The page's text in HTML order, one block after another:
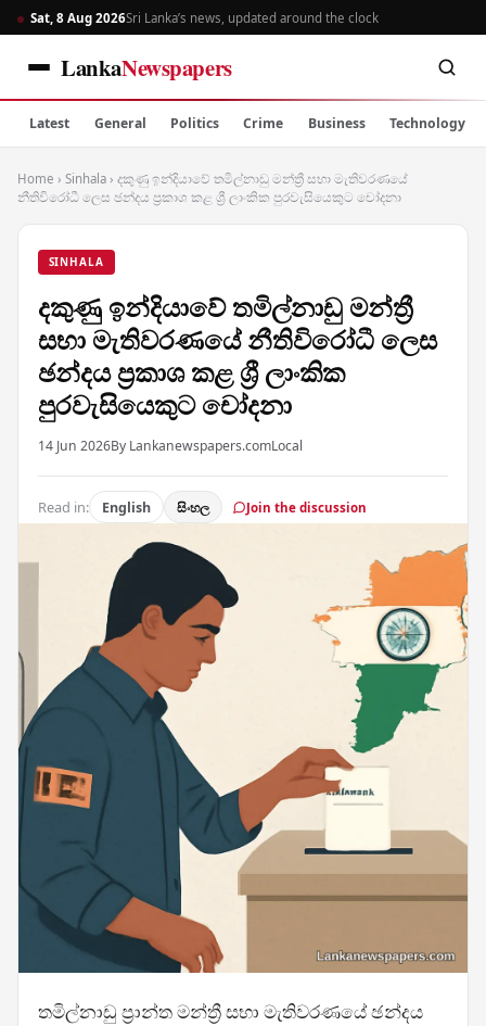
Sat, 8 Aug 2026Sri Lanka’s news, updated around the clock
LankaNewspapers
Latest General Politics Crime Business Technology
Home › Sinhala › දකුණු ඉන්දියාවේ තමිල්නාඩු මන්ත්‍රී සභා මැතිවරණයේ
නීතිවිරෝධී ලෙස ඡන්දය ප්‍රකාශ කළ ශ්‍රී ලාංකික පුරවැසියෙකුට චෝදනා
SINHALA
දකුණු ඉන්දියාවේ තමිල්නාඩු මන්ත්‍රී
සභා මැතිවරණයේ නීතිවිරෝධී ලෙස
ඡන්දය ප්‍රකාශ කළ ශ්‍රී ලාංකික
පුරවැසියෙකුට චෝදනා
14 Jun 2026By Lankanewspapers.comLocal
Read in: English සිංහල Join the discussion
තමිල්නාඩු ප්‍රාන්ත මන්ත්‍රී සභා මැතිවරණයේ ඡන්දය